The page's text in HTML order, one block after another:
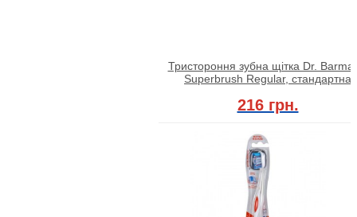
Тристороння зубна щітка Dr.
Superbrush Regular, стандартна
216 грн.